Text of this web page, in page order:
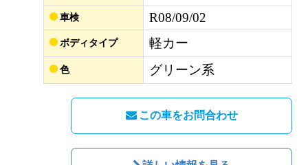
車検 R08/09/02
ボディタイプ 軽カー
色 グリーン系
この車をお問合わせ